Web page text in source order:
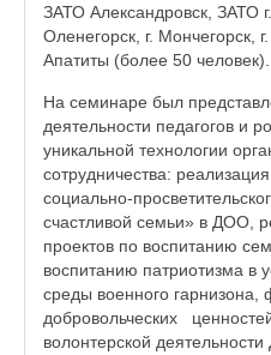
ЗАТО Александровск, ЗАТО
Оленегорск, г. Мончегорск,
Апатиты (более 50 человек).
На семинаре был
деятельности педагогов и
уникальной технологии
сотрудничества:
социально-
счастливой семьи» в ДОО,
проектов по воспитанию
воспитанию патриотизма в
среды военного
добровольческих
волонтерской